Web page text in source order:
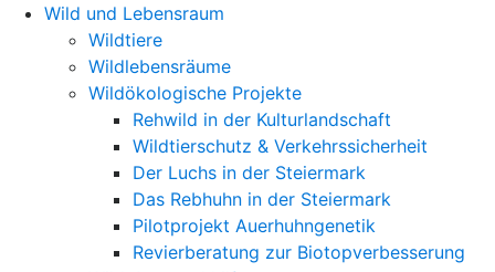
Wild und Lebensraum
Wildtiere
Wildlebensräume
Wildökologische Projekte
Rehwild in der Kulturlandschaft
Wildtierschutz & Verkehrssicherheit
Der Luchs in der Steiermark
Das Rebhuhn in der Steiermark
Pilotprojekt Auerhuhngenetik
Revierberatung zur Biotopverbesserung